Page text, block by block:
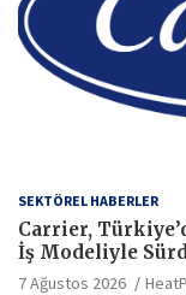
SEKTÖREL HABERLER
Carrier,
İş Modeliyle
7 Ağustos 2026